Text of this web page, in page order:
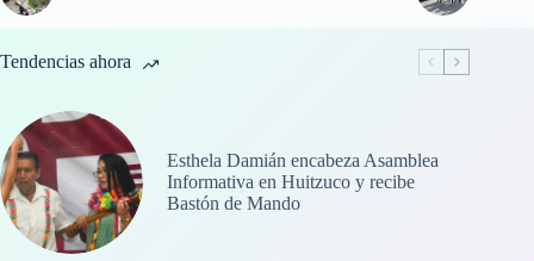
Tendencias ahora
Esthela Damián encabeza Asamblea
Informativa en Huitzuco y recibe
Bastón de Mando